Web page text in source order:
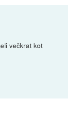
večkrat kot